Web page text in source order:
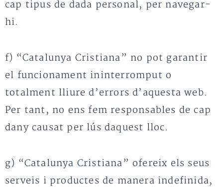
cap tipus de dada personal, per navegar-
hi.
f) “Catalunya Cristiana” no pot garantir
el funcionament ininterromput o
totalment lliure d’errors d’aquesta web.
Per tant, no ens fem responsables de cap
dany causat per lús daquest lloc.
g) “Catalunya Cristiana” ofereix els seus
serveis i productes de manera indefinida,